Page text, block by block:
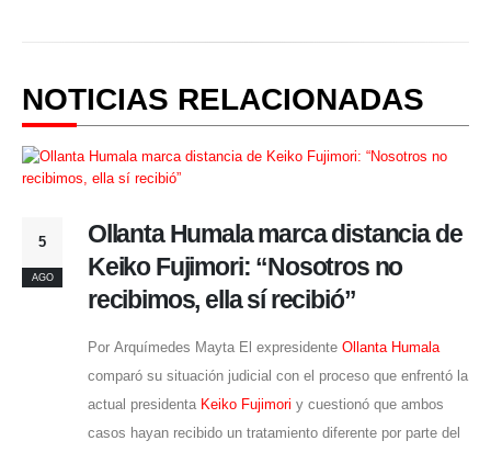
NOTICIAS RELACIONADAS
5
AGO
Ollanta Humala marca distancia de
Keiko Fujimori: “Nosotros no
recibimos, ella sí recibió”
Por Arquímedes Mayta El expresidente Ollanta Humala
comparó su situación judicial con el proceso que enfrentó la
actual presidenta Keiko Fujimori y cuestionó que ambos
casos hayan recibido un tratamiento diferente por parte del